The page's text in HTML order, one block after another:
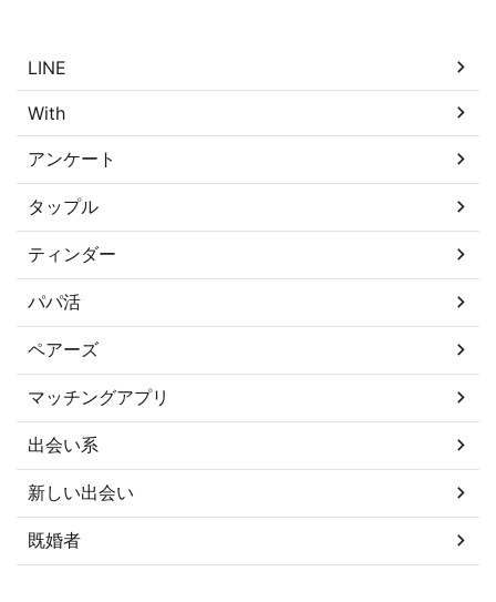
LINE
With
アンケート
タップル
ティンダー
パパ活
ペアーズ
マッチングアプリ
出会い系
新しい出会い
既婚者